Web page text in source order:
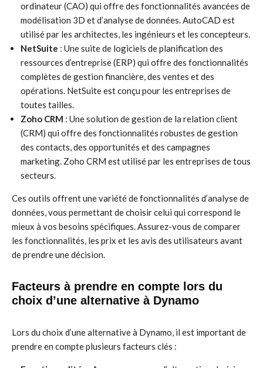
ordinateur (CAO) qui offre des fonctionnalités avancées de
modélisation 3D et d’analyse de données. AutoCAD est
utilisé par les architectes, les ingénieurs et les concepteurs.
NetSuite : Une suite de logiciels de planification des
ressources d’entreprise (ERP) qui offre des fonctionnalités
complètes de gestion financière, des ventes et des
opérations. NetSuite est conçu pour les entreprises de
toutes tailles.
Zoho CRM : Une solution de gestion de la relation client
(CRM) qui offre des fonctionnalités robustes de gestion
des contacts, des opportunités et des campagnes
marketing. Zoho CRM est utilisé par les entreprises de tous
secteurs.
Ces outils offrent une variété de fonctionnalités d’analyse de
données, vous permettant de choisir celui qui correspond le
mieux à vos besoins spécifiques. Assurez-vous de comparer
les fonctionnalités, les prix et les avis des utilisateurs avant
de prendre une décision.
Facteurs à prendre en compte lors du
choix d’une alternative à Dynamo
Lors du choix d’une alternative à Dynamo, il est important de
prendre en compte plusieurs facteurs clés :